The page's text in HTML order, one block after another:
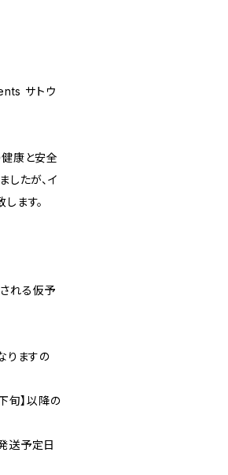
サトウ
康と安全
したが、イ
ます。
れる仮予
りますの
旬】以降の
送予定日